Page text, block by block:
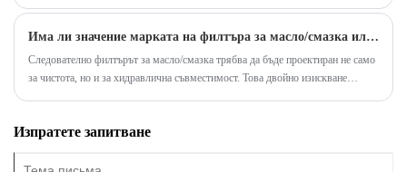
много марки.
Има ли значение марката на филтъра за масло/смазка или всички филтри са еднакви отвътре?
Следователно филтърът за масло/смазка трябва да бъде проектиран не само
за чистота, но и за хидравлична съвместимост. Това двойно изискване
Изпратете запитване